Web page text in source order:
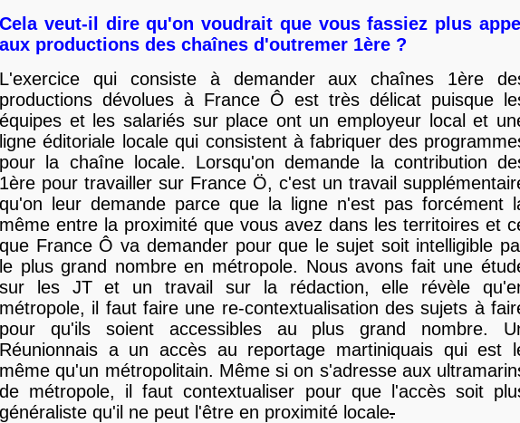
Cela veut-il dire qu'on voudrait que vous fassiez plus appel
aux productions des chaînes d'outremer 1ère ?
L'exercice qui consiste à demander aux chaînes 1ère
productions dévolues à France Ô est très délicat puisque
équipes et les salariés sur place ont un employeur local et
ligne éditoriale locale qui consistent à fabriquer des
pour la chaîne locale. Lorsqu'on demande la contribution
1ère pour travailler sur France Ö, c'est un travail
qu'on leur demande parce que la ligne n'est pas forcément
même entre la proximité que vous avez dans les territoires et
que France Ô va demander pour que le sujet soit intelligible
le plus grand nombre en métropole. Nous avons fait une
sur les JT et un travail sur la rédaction, elle révèle
métropole, il faut faire une re-contextualisation des sujets à
pour qu'ils soient accessibles au plus grand nombre.
Réunionnais a un accès au reportage martiniquais qui est
même qu'un métropolitain. Même si on s'adresse aux
de métropole, il faut contextualiser pour que l'accès soit
généraliste qu'il ne peut l'être en proximité locale.